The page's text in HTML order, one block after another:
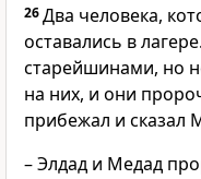
26Два человека,
оставались в
старейшинами, но
на них, и они
прибежал и сказал
– Элдад и Медад